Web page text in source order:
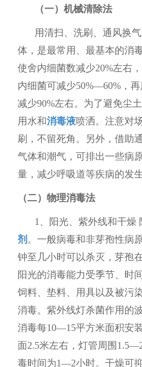
（一）机械清除法
用清扫、洗刷、通风换
体，是最常用、最基本的消
使舍内细菌数减少20%左右
内细菌可减少50%—60% ，
减少90%左右。为了避免尘
用水和消毒液喷洒。注意对
刷，不留死角。另外，借助
气体和潮气，可排出一些病
量，减少呼吸道等疾病的发生
（二）物理消毒法
1、 阳光、紫外线和干燥
剂 。一般病毒和非芽孢性病
钟至几小时可以杀灭，芽孢
阳光的消毒能力受季节、时
饲料、垫料、用具以及被污
消毒。紫外线灯杀菌作用的
消毒每10—15平方米面积安
面2.5米左右，灯管周围
毒时间为1—2小时。干燥可